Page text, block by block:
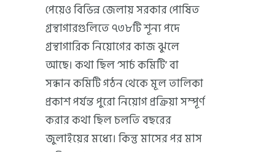
পেয়েও বিভিন্ন জেলায় সরকার পোষিত
গ্রন্থাগারগুলিতে ৭৩৮টি শূন্য পদে
গ্রন্থাগারিক নিয়োগের কাজ ঝুলে
আছে। কথা ছিল ‘সার্চ কমিটি’ বা
সন্ধান কমিটি গঠন থেকে মূল তালিকা
প্রকাশ পর্যন্ত পুরো নিয়োগ প্রক্রিয়া সম্পূর্ণ
করার কথা ছিল চলতি বছরের
জুলাইয়ের মধ্যে। কিন্তু মাসের পর মাস